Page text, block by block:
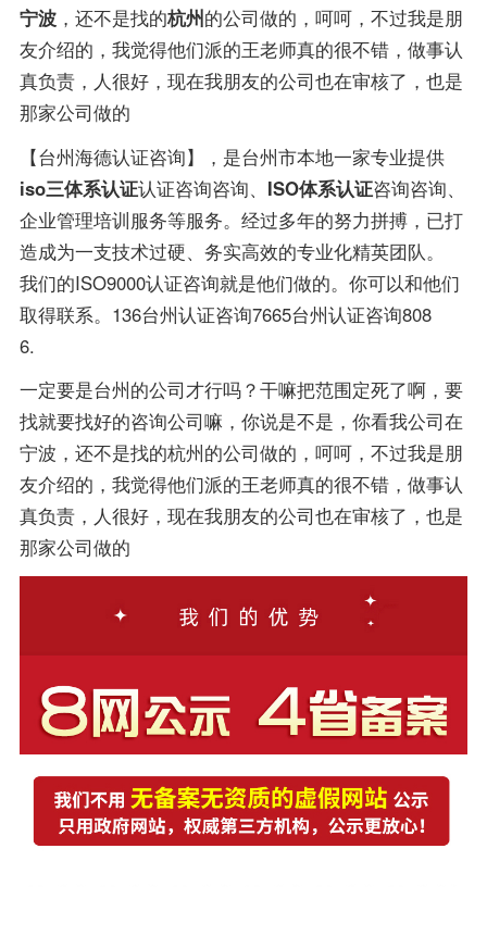
宁波，还不是找的杭州的公司做的，呵呵，不过我是朋
友介绍的，我觉得他们派的王老师真的很不错，做事认
真负责，人很好，现在我朋友的公司也在审核了，也是
那家公司做的
【台州海德认证咨询】，是台州市本地一家专业提供
iso三体系认证认证咨询咨询、 ISO体系认证咨询咨询、
企业管理培训服务等服务。经过多年的努力拼搏，已打
造成为一支技术过硬、务实高效的专业化精英团队。
我们的ISO9000认证咨询就是他们做的。你可以和他们
取得联系。136台州认证咨询7665台州认证咨询808
6.
一定要是台州的公司才行吗？干嘛把范围定死了啊，要
找就要找好的咨询公司嘛，你说是不是，你看我公司在
宁波，还不是找的杭州的公司做的，呵呵，不过我是朋
友介绍的，我觉得他们派的王老师真的很不错，做事认
真负责，人很好，现在我朋友的公司也在审核了，也是
那家公司做的